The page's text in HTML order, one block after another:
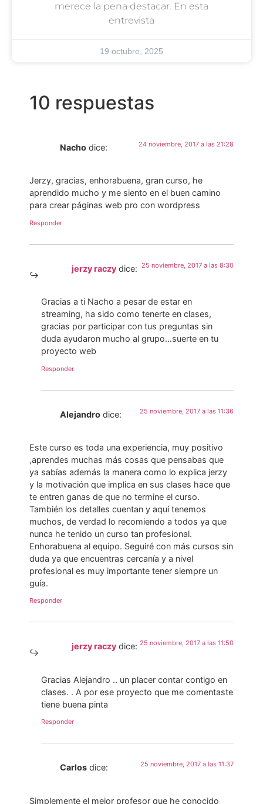
merece la pena destacar. En esta
entrevista
19 octubre, 2025
10 respuestas
Nacho dice: 24 noviembre, 2017 a las 21:28
Jerzy, gracias, enhorabuena, gran curso, he
aprendido mucho y me siento en el buen camino
para crear páginas web pro con wordpress
Responder
jerzy raczy dice: 25 noviembre, 2017 a las 8:30
Gracias a ti Nacho a pesar de estar en
streaming, ha sido como tenerte en clases,
gracias por participar con tus preguntas sin
duda ayudaron mucho al grupo…suerte en tu
proyecto web
Responder
Alejandro dice: 25 noviembre, 2017 a las 11:36
Este curso es toda una experiencia, muy positivo
,aprendes muchas más cosas que pensabas que
ya sabías además la manera como lo explica jerzy
y la motivación que implica en sus clases hace que
te entren ganas de que no termine el curso.
También los detalles cuentan y aquí tenemos
muchos, de verdad lo recomiendo a todos ya que
nunca he tenido un curso tan profesional.
Enhorabuena al equipo. Seguiré con más cursos sin
duda ya que encuentras cercanía y a nivel
profesional es muy importante tener siempre un
guía.
Responder
jerzy raczy dice: 25 noviembre, 2017 a las 11:50
Gracias Alejandro .. un placer contar contigo en
clases. . A por ese proyecto que me comentaste
tiene buena pinta
Responder
Carlos dice: 25 noviembre, 2017 a las 11:37
Simplemente el mejor profesor que he conocido